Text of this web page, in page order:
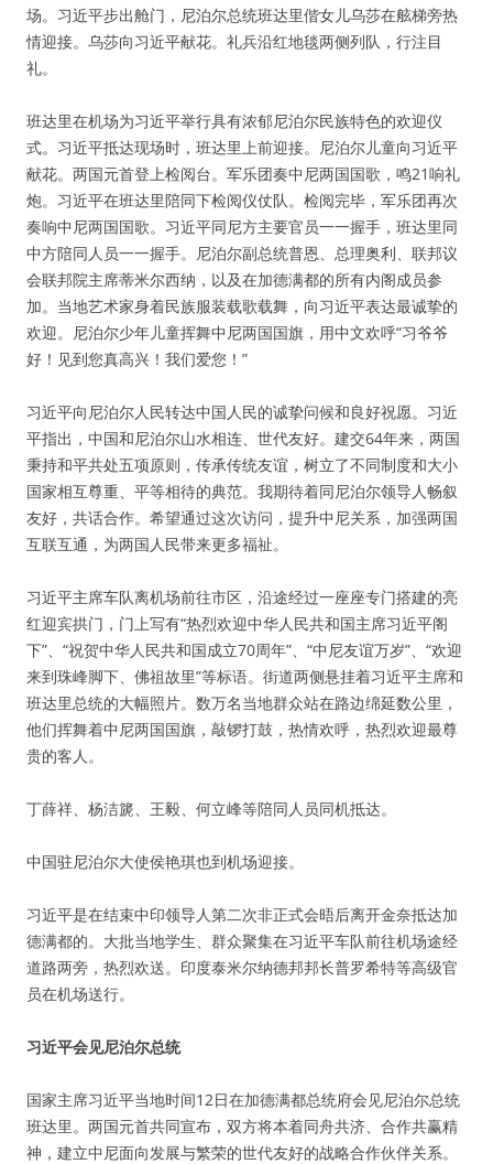
场。习近平步出舱门，尼泊尔总统班达里偕女儿乌莎在舷梯旁热
情迎接。乌莎向习近平献花。礼兵沿红地毯两侧列队，行注目
礼。
班达里在机场为习近平举行具有浓郁尼泊尔民族特色的欢迎仪
式。习近平抵达现场时，班达里上前迎接。尼泊尔儿童向习近平
献花。两国元首登上检阅台。军乐团奏中尼两国国歌，鸣21响礼
炮。习近平在班达里陪同下检阅仪仗队。检阅完毕，军乐团再次
奏响中尼两国国歌。习近平同尼方主要官员一一握手，班达里同
中方陪同人员一一握手。尼泊尔副总统普恩、总理奥利、联邦议
会联邦院主席蒂米尔西纳，以及在加德满都的所有内阁成员参
加。当地艺术家身着民族服装载歌载舞，向习近平表达最诚挚的
欢迎。尼泊尔少年儿童挥舞中尼两国国旗，用中文欢呼“习爷爷
好！见到您真高兴！我们爱您！”
习近平向尼泊尔人民转达中国人民的诚挚问候和良好祝愿。习近
平指出，中国和尼泊尔山水相连、世代友好。建交64年来，两国
秉持和平共处五项原则，传承传统友谊，树立了不同制度和大小
国家相互尊重、平等相待的典范。我期待着同尼泊尔领导人畅叙
友好，共话合作。希望通过这次访问，提升中尼关系，加强两国
互联互通，为两国人民带来更多福祉。
习近平主席车队离机场前往市区，沿途经过一座座专门搭建的亮
红迎宾拱门，门上写有“热烈欢迎中华人民共和国主席习近平阁
下”、“祝贺中华人民共和国成立70周年”、“中尼友谊万岁”、“欢迎
来到珠峰脚下、佛祖故里”等标语。街道两侧悬挂着习近平主席和
班达里总统的大幅照片。数万名当地群众站在路边绵延数公里，
他们挥舞着中尼两国国旗，敲锣打鼓，热情欢呼，热烈欢迎最尊
贵的客人。
丁薛祥、杨洁篪、王毅、何立峰等陪同人员同机抵达。
中国驻尼泊尔大使侯艳琪也到机场迎接。
习近平是在结束中印领导人第二次非正式会晤后离开金奈抵达加
德满都的。大批当地学生、群众聚集在习近平车队前往机场途经
道路两旁，热烈欢送。印度泰米尔纳德邦邦长普罗希特等高级官
员在机场送行。
习近平会见尼泊尔总统
国家主席习近平当地时间12日在加德满都总统府会见尼泊尔总统
班达里。两国元首共同宣布，双方将本着同舟共济、合作共赢精
神，建立中尼面向发展与繁荣的世代友好的战略合作伙伴关系。